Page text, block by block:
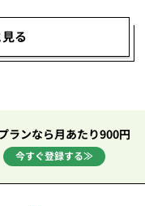
る
ランなら月あたり900円
今すぐ登録する≫